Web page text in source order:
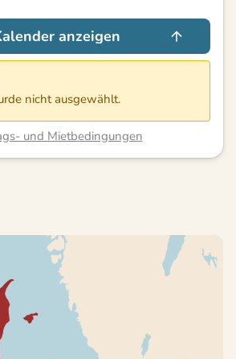
anzeigen
nicht ausgewählt.
und Mietbedingungen